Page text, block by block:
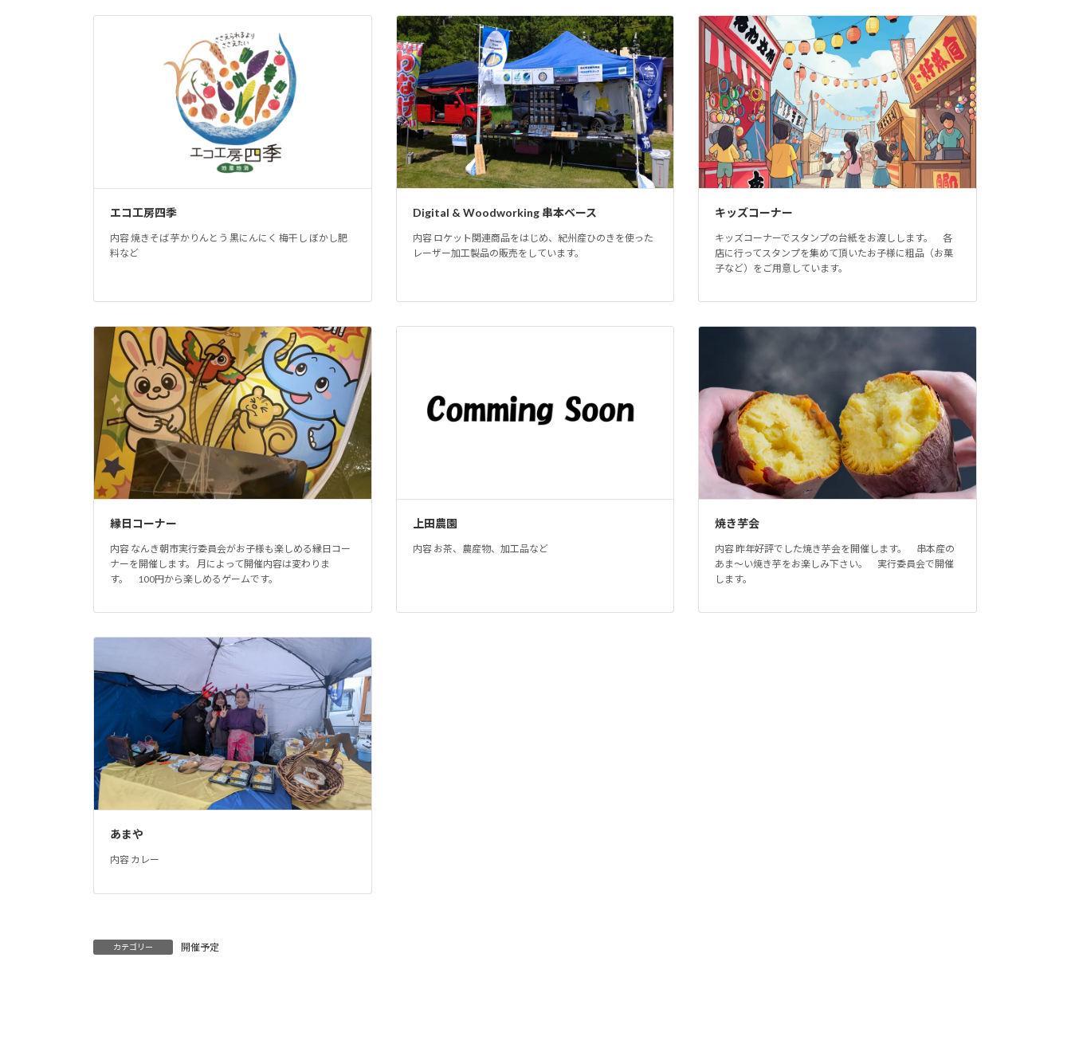
エコ工房四季
内容 焼きそば 芋かりんとう 黒にんにく 梅干し ぼかし肥
料など
Digital & Woodworking 串本ベース
内容 ロケット関連商品をはじめ、紀州産ひのきを使った
レーザー加工製品の販売をしています。
キッズコーナー
キッズコーナーでスタンプの台紙をお渡しします。 各
店に行ってスタンプを集めて頂いたお子様に粗品（お菓
子など）をご用意しています。
縁日コーナー
内容 なんき朝市実行委員会がお子様も楽しめる縁日コー
ナーを開催します。 月によって開催内容は変わりま
す。 100円から楽しめるゲームです。
上田農園
内容 お茶、農産物、加工品など
焼き芋会
内容 昨年好評でした焼き芋会を開催します。 串本産の
あま～い焼き芋をお楽しみ下さい。 実行委員会で開催
します。
あまや
内容 カレー
カテゴリー 開催予定